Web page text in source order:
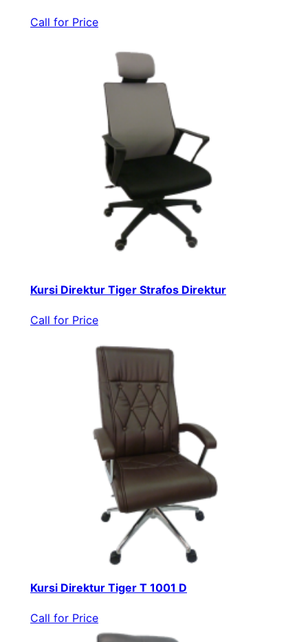
Call for Price
Kursi Direktur Tiger Strafos Direktur
Call for Price
Kursi Direktur Tiger T 1001 D
Call for Price